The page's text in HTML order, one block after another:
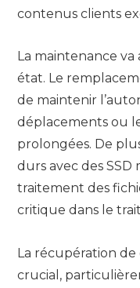
contenus clients
La maintenance
état. Le
de maintenir
déplacements ou
prolongées. De
durs avec des
traitement des
critique dans le
La récupération
crucial,